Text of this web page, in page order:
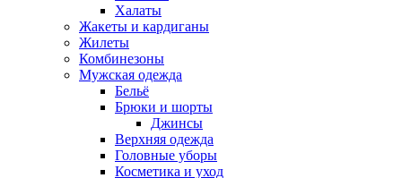
Халаты
Жакеты и кардиганы
Жилеты
Комбинезоны
Мужская одежда
Бельё
Брюки и шорты
Джинсы
Верхняя одежда
Головные уборы
Косметика и уход